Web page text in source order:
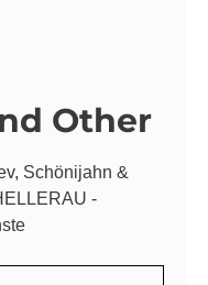
Other
Schönijahn &
-